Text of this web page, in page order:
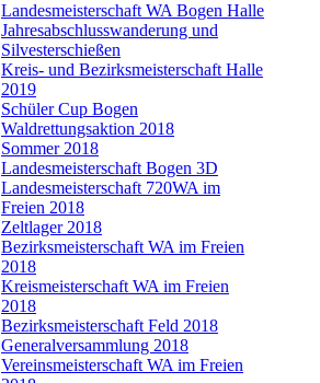
Landesmeisterschaft WA Bogen Halle
Jahresabschlusswanderung und
Silvesterschießen
Kreis- und Bezirksmeisterschaft Halle
2019
Schüler Cup Bogen
Waldrettungsaktion 2018
Sommer 2018
Landesmeisterschaft Bogen 3D
Landesmeisterschaft 720WA im
Freien 2018
Zeltlager 2018
Bezirksmeisterschaft WA im Freien
2018
Kreismeisterschaft WA im Freien
2018
Bezirksmeisterschaft Feld 2018
Generalversammlung 2018
Vereinsmeisterschaft WA im Freien